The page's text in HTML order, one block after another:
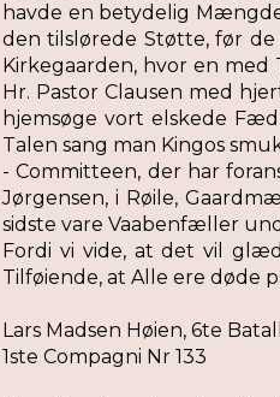
havde en betydelig
den tilslørede Støtte, før
Kirkegaarden, hvor en
Hr. Pastor Clausen med
hjemsøge vort elskede
Talen sang man Kingos
- Committeen, der har
Jørgensen, i Røile,
sidste vare Vaabenfæller
Fordi vi vide, at det vil
Tilføiende, at Alle ere døde
Lars Madsen Høien, 6te
1ste Compagni Nr 133